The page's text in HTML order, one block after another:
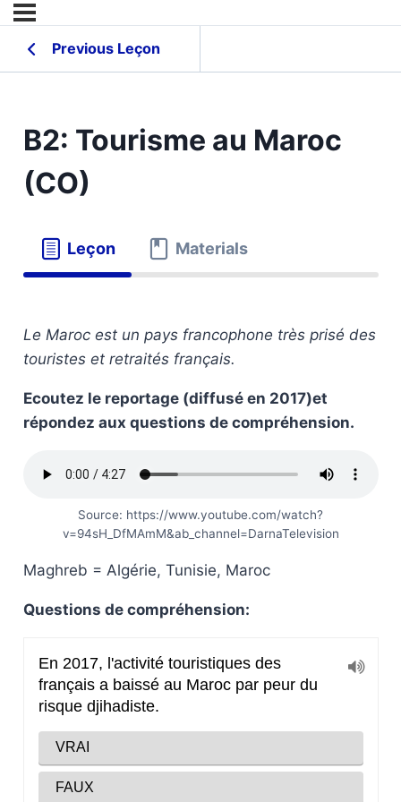
Previous Leçon
B2: Tourisme au Maroc
(CO)
Leçon Materials
Le Maroc est un pays francophone très prisé des
touristes et retraités français.
Ecoutez le reportage (diffusé en 2017)et
répondez aux questions de compréhension.
Source: https://www.youtube.com/watch?
v=94sH_DfMAmM&ab_channel=DarnaTelevision
Maghreb = Algérie, Tunisie, Maroc
Questions de compréhension: